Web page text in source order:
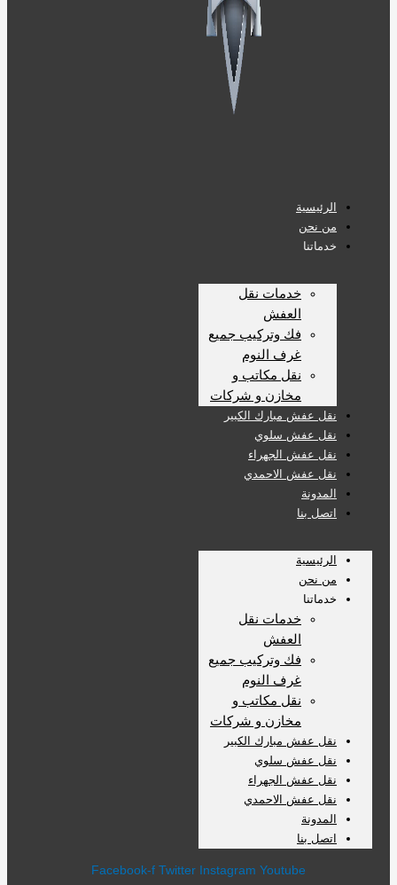
الرئيسية
من نحن
خدماتنا
خدمات نقل
العفش
فك وتركيب جميع
غرف النوم
نقل مكاتب و
مخازن و شركات
نقل عفش مبارك الكبير
نقل عفش سلوي
نقل عفش الجهراء
نقل عفش الاحمدي
المدونة
اتصل بنا
الرئيسية
من نحن
خدماتنا
خدمات نقل
العفش
فك وتركيب جميع
غرف النوم
نقل مكاتب و
مخازن و شركات
نقل عفش مبارك الكبير
نقل عفش سلوي
نقل عفش الجهراء
نقل عفش الاحمدي
المدونة
اتصل بنا
Facebook-f Twitter Instagram Youtube